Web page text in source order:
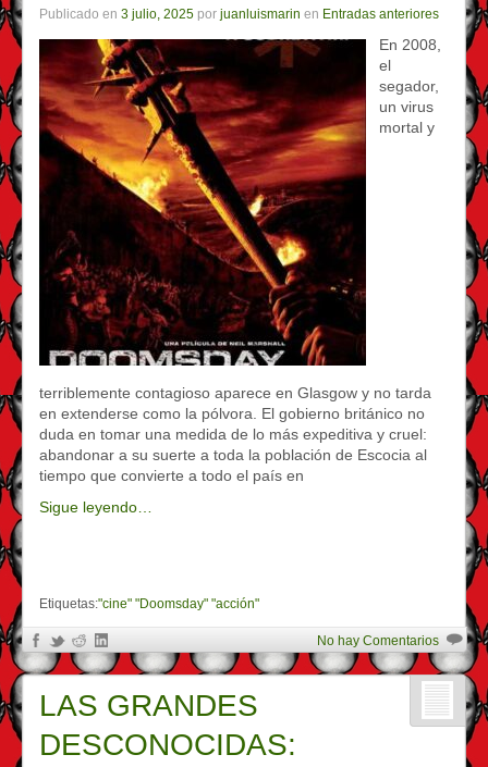
Publicado en 3 julio, 2025 por juanluismarin en Entradas anteriores
En 2008,
el
segador,
un virus
mortal y
terriblemente contagioso aparece en Glasgow y no tarda
en extenderse como la pólvora. El gobierno británico no
duda en tomar una medida de lo más expeditiva y cruel:
abandonar a su suerte a toda la población de Escocia al
tiempo que convierte a todo el país en
Sigue leyendo…
Etiquetas:"cine" "Doomsday" "acción"
No hay Comentarios
LAS GRANDES
DESCONOCIDAS: